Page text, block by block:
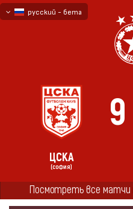
русский - бета
9
ЦСКА
(СОФИЯ)
Посмотреть все матчи
ГЛАВНАЯ СЕЗОНЫ
1996/97
«А» ПРОФЕССИОНАЛЬНАЯ ФУТБОЛЬНАЯ